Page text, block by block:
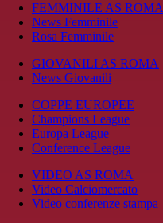
FEMMINILE AS ROMA
News Femminile
Rosa Femminile
GIOVANILI AS ROMA
News Giovanili
COPPE EUROPEE
Champions League
Europa League
Conference League
VIDEO AS ROMA
Video Calciomercato
Video conferenze stampa